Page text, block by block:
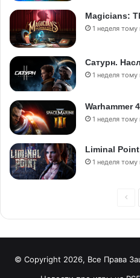
Magicians:
1 неделя тому
Сатурн.
1 неделя тому
Warhammer
1 неделя тому
Liminal Point
1 неделя тому
© Copyright 2026, Все Права